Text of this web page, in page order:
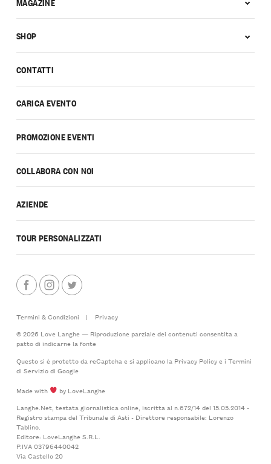
CONTATTI
CARICA EVENTO
PROMOZIONE EVENTI
COLLABORA CON NOI
AZIENDE
TOUR PERSONALIZZATI
SHOP
Termini & Condizioni |
Privacy
© 2026 Love Langhe — Riproduzione parziale dei contenuti consentita a
patto di indicarne la fonte
Questo si è protetto da reCaptcha e si applicano la Privacy Policye i Termini
di Serviziodi Google
Made with
by LoveLanghe
Langhe.Net, testata giornalistica online, iscritta al n.672/14 del 15.05.2014 -
Registro stampa del Tribunale di Asti - Direttore responsabile: Lorenzo
Tablino.
Editore: LoveLanghe S.R.L.
P.IVA 03796440042
Via Castello 20